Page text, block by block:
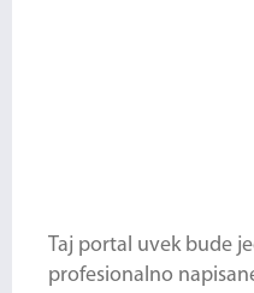
Taj portal uvek bude
profesionalno